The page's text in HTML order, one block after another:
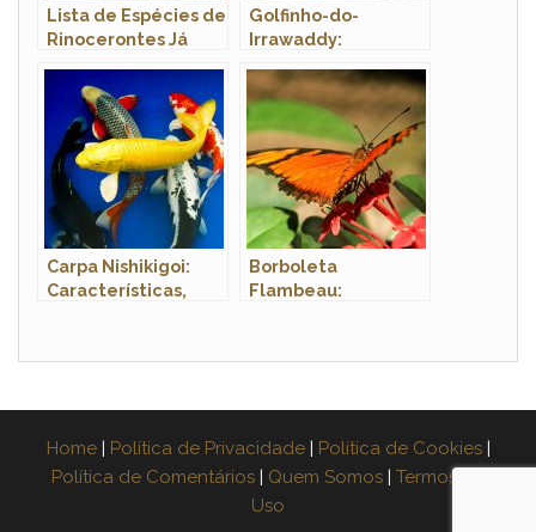
Lista de Espécies de
Rinocerontes Já
Golfinho-do-
Irrawaddy:
Nome Cientifico e
Fotos
Carpa Nishikigoi:
Características,
Borboleta
Flambeau:
Fotos
Home Política de Privacidade Política de Cookies
Política de Comentários
Quem Somos
Termos de
Uso